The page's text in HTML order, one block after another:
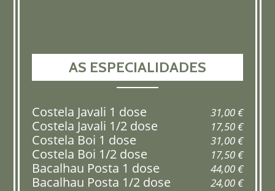
AS ESPECIALIDADES
Costela Javali 1 dose 31,00 €
Costela Javali 1/2 dose 17,50 €
Costela Boi 1 dose 31,00 €
Costela Boi 1/2 dose 17,50 €
Bacalhau Posta 1 dose 44,00 €
Bacalhau Posta 1/2 dose 24,00 €